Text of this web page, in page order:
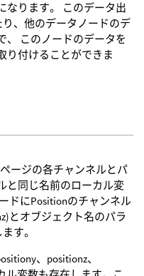
なります。 このデータ出
り、他のデータノードのデ
、 このノードのデータを
り付けることができま
ージの各チャンネルとパ
と同じ名前のローカル変
ドにPositionのチャンネル
とオブジェクト名のパラ
す。
、positionz、